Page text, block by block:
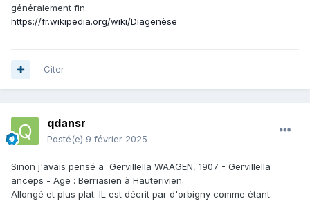
généralement fin.
https://fr.wikipedia.org/wiki/Diagenèse
Citer
qdansr
Posté(e) 9 février 2025
Sinon j'avais pensé a Gervillella WAAGEN, 1907 - Gervillella
anceps - Age : Berriasien à Hauterivien.
Allongé et plus plat. IL est décrit par d'orbigny comme étant